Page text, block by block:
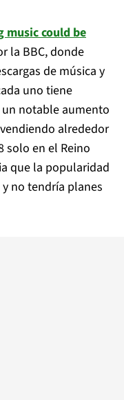
music could be
la BBC, donde
de música y
uno tiene
notable aumento
alrededor
solo en el Reino
que la popularidad
no tendría planes